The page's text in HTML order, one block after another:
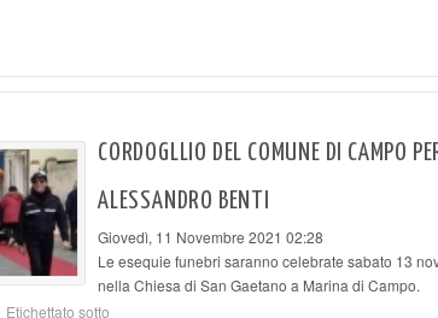
CORDOGLLIO DEL COMUNE DI CAMPO
ALESSANDRO BENTI
Giovedì, 11 Novembre 2021 02:28
Le esequie funebri saranno celebrate sabato 13
nella Chiesa di San Gaetano a Marina di Campo.
Etichettato sotto